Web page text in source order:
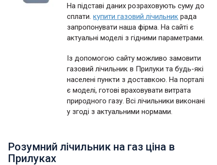
На підставі даних розраховують суму до
сплати.купити газовий лічильник рада
запропонувати наша фірма. На сайті є
актуальні моделі з гідними параметрами.
Із допомогою сайту можливо замовити
газовий лічильник в Прилуки та будь-які
населені пункти з доставкою. На порталі
є моделі, готові враховувати витрата
природного газу. Всі лічильники виконані
у згоді з актуальними нормами.
Розумний лічильник на газ ціна в
Прилуках